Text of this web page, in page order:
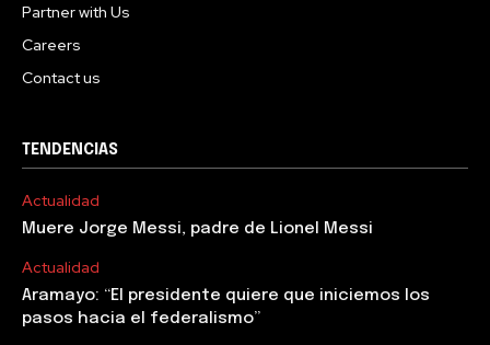
Partner with Us
Careers
Contact us
TENDENCIAS
Actualidad
Muere Jorge Messi, padre de Lionel Messi
Actualidad
Aramayo: “El presidente quiere que iniciemos los
pasos hacia el federalismo”